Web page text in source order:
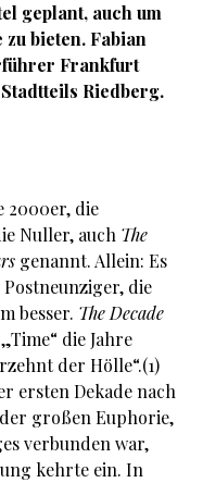
geplant, auch um
bieten. Fabian
Frankfurt
Riedberg.
2000er, die
Nuller, auch The
genannt. Allein: Es
die
besser. The Decade
die Jahre
der Hölle“.(1)
ersten Dekade nach
großen Euphorie,
verbunden war,
kehrte ein. In